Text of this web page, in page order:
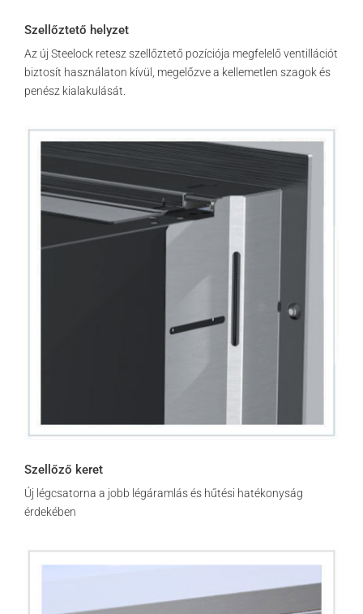
Szellőztető helyzet
Az új Steelock retesz szellőztető pozíciója megfelelő ventillációt
biztosít használaton kívül, megelőzve a kellemetlen szagok és
penész kialakulását.
Szellőző keret
Új légcsatorna a jobb légáramlás és hűtési hatékonyság
érdekében